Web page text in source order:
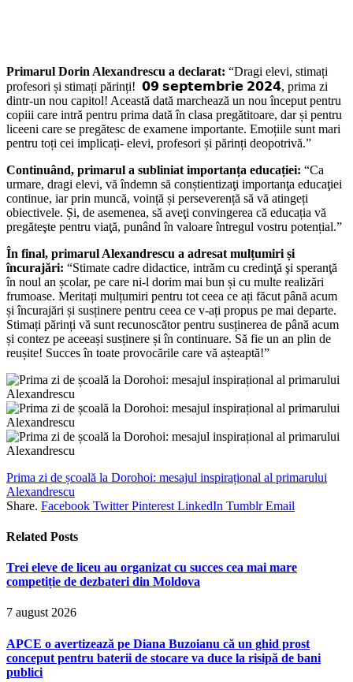
Primarul Dorin Alexandrescu a declarat: “Dragi elevi, stimați
profesori și stimați părinți! 𝟬𝟵 𝘀𝗲𝗽𝘁𝗲𝗺𝗯𝗿𝗶𝗲 𝟮𝟬𝟮𝟰, prima zi
dintr-un nou capitol! Această dată marchează un nou început pentru
copiii care intră pentru prima dată în clasa pregătitoare, dar și pentru
liceeni care se pregătesc de examene importante. Emoțiile sunt mari
pentru toți cei implicați- elevi, profesori și părinți deopotrivă.”
Continuând, primarul a subliniat importanța educației: “Ca
urmare, dragi elevi, vă îndemn să conștientizaţi importanţa educaţiei
continue, iar prin muncă, voință și perseverență să vă atingeți
obiectivele. Și, de asemenea, să aveţi convingerea că educația vă
pregăteşte pentru viaţă, punând în valoare întregul vostru potențial.”
În final, primarul Alexandrescu a adresat mulțumiri și
încurajări: “Stimate cadre didactice, intrăm cu credinţă şi speranţă
în noul an școlar, pe care ni-l dorim mai bun și cu multe realizări
frumoase. Meritați mulțumiri pentru tot ceea ce ați făcut până acum
și încurajări și susținere pentru ceea ce v-ați propus pe mai departe.
Stimați părinți vă sunt recunoscător pentru susținerea de până acum
și contez pe aceeași susținere și în continuare. Să fie un an plin de
reușite! Succes în toate provocările care vă așteaptă!”
Prima zi de școală la Dorohoi: mesajul inspirațional al primarului
Alexandrescu
Share. Facebook Twitter Pinterest LinkedIn Tumblr Email
Related Posts
Trei eleve de liceu au organizat cu succes cea mai mare
competiție de dezbateri din Moldova
7 august 2026
APCE o avertizează pe Diana Buzoianu că un ghid prost
conceput pentru baterii de stocare va duce la risipă de bani
publici